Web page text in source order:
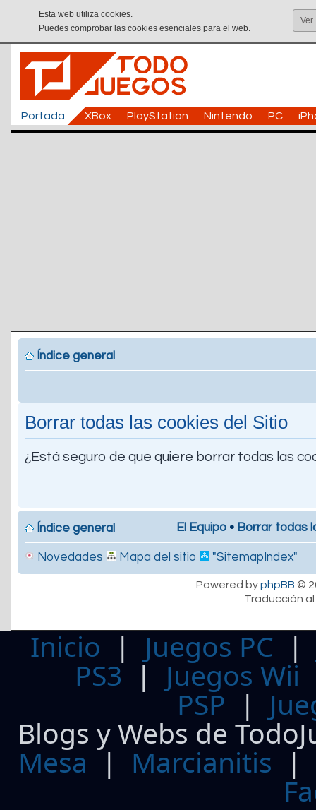
Esta web utiliza cookies.
Puedes comprobar las cookies esenciales para el web.
Ver
Portada XBox PlayStation Nintendo PC
Índice general
Borrar todas las cookies del Sitio
¿Está seguro de que quiere borrar todas las
Índice general El Equipo • Borrar todas
Novedades Mapa del sitio "SitemapIndex"
Powered byphpBB ©
Traducción
Inicio | Juegos PC
PS3| Juegos Wii
PSP |
Blogs y Webs de
Mesa | Marcianitis |